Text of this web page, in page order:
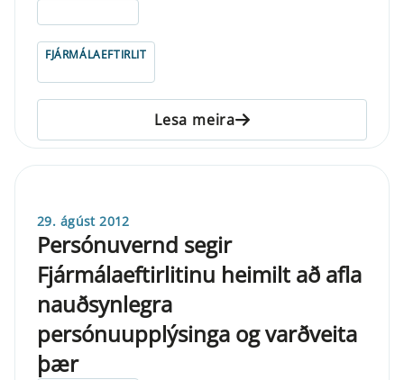
FJÁRMÁLAEFTIRLIT
Lesa meira
29. ágúst 2012
Persónuvernd segir
Fjármálaeftirlitinu heimilt að afla
nauðsynlegra
persónuupplýsinga og varðveita
þær